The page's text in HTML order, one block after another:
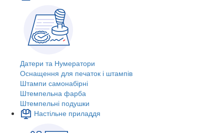
Датери та Нумератори
Оснащення для печаток і штампів
Штампи самонабірні
Штемпельна фарба
Штемпельні подушки
Настільне приладдя